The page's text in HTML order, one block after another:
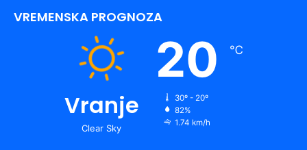
VREMENSKA PROGNOZA
Vranje
Clear Sky
20 ℃
30º - 20º
82%
1.74 km/h